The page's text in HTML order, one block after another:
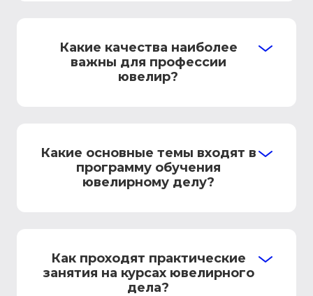
Какие качества наиболее
важны для профессии
ювелир?
Какие основные темы входят в
программу обучения
ювелирному делу?
Как проходят практические
занятия на курсах ювелирного
дела?